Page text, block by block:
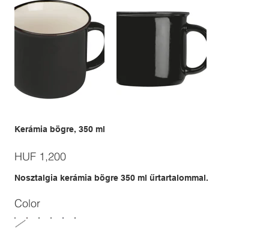
Kerámia bögre, 350 ml
Price
HUF 1,200
Nosztalgia kerámia bögre 350 ml űrtartalommal.
Color